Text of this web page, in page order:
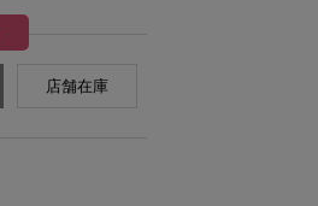
店舗在庫